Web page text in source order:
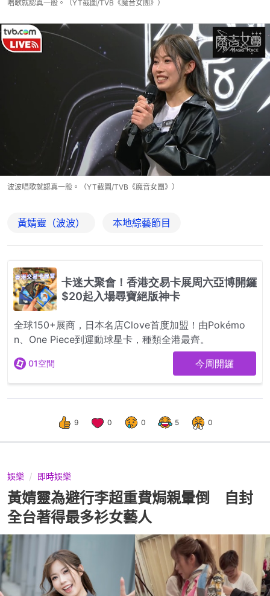
唱歌就認真一般。（YT截圖/TVB《魔音女團》）
波波唱歌就認真一般。（YT截圖/TVB《魔音女團》）
黃婧靈（波波） 本地綜藝節目
9 0 0 5 0
娛樂 即時娛樂
黃婧靈為避行李超重費焗親暈倒 自封
全台著得最多衫女藝人